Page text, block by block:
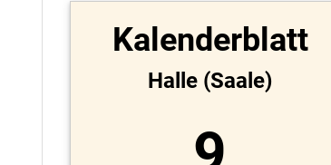
Kalenderblatt
Halle (Saale)